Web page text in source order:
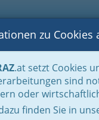
BLOGS F
zu Cookies
.at setzt Cookies
sind
oder
finden Sie in
für viele Für die Braut